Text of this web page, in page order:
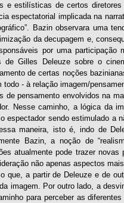
e estilísticas de certos
espectatorial implicada na
Bazin observara uma
da decupagem e,
por uma
de Gilles Deleuze sobre o
de certas noções
todo - à relação imagem/
de pensamento envolvidos na
Nesse caminho, a lógica da
espectador sendo estimulado a
maneira, isto é, indo de
Bazin, a noção de
atualmente pode trazer
não apenas aspectos
que, a partir de Deleuze e de
imagem. Por outro lado, a
para perceber as